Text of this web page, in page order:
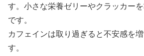
す。小さな栄養ゼリーやクラッカー
です。
カフェインは取り過ぎると不安感を
す。